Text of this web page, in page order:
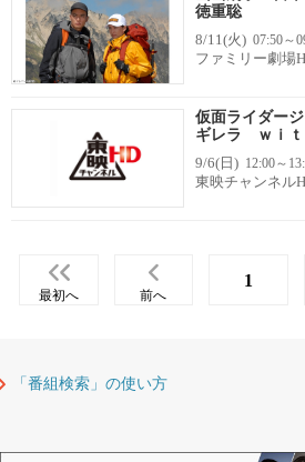
徳重聡
8/11(火) 07:50～
ファミリー劇場
仮面ライダー
ギレラ ｗｉｔ
9/6(日) 12:00～
東映チャンネル
最初へ 前へ
1
「番組検索」の使い方